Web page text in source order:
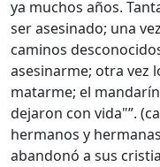
ya muchos años.
ser asesinado; una
caminos
asesinarme; otra vez
matarme; el
dejaron con vida" .
hermanos y
abandonó a sus